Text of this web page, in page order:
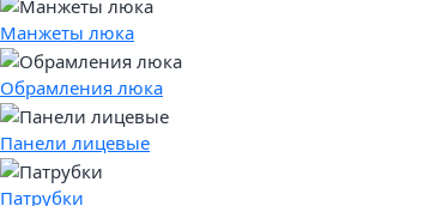
Манжеты люка
Обрамления люка
Панели лицевые
Патрубки